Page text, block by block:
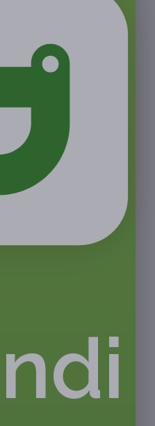
Panacota
д. 10 (напротив
Вопросы
до 18.02.2019
в распечатанном, так